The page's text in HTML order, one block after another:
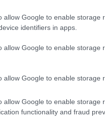
allow Google to enable storage
identifiers in apps.
allow Google to enable storage
allow Google to enable storage
allow Google to enable storage
functionality and fraud
na miesta, na ktoré
deň